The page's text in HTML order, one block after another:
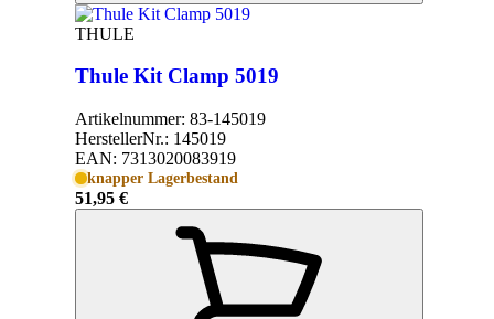
THULE
Thule Kit Clamp 5019
Artikelnummer: 83-145019
HerstellerNr.: 145019
EAN: 7313020083919
knapper Lagerbestand
51,95 €